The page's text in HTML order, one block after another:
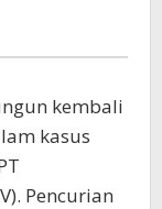
kembali
kasus
Pencurian